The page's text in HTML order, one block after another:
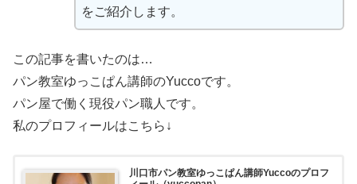
をご紹介します。
この記事を書いたのは…
パン教室ゆっこぱん講師のYuccoです。
パン屋で働く現役パン職人です。
私のプロフィールはこちら↓
川口市パン教室ゆっこぱん講師Yuccoのプロフ